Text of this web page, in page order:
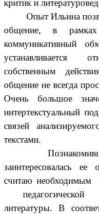
критик и
Опыт Ильина
общение, в
коммуникативный
устанавливается
собственным
общение не всегда
Очень большое
интертекстуальный
связей
текстами.
заинтересовалась
считаю необходимым
педагогической
литературы. В